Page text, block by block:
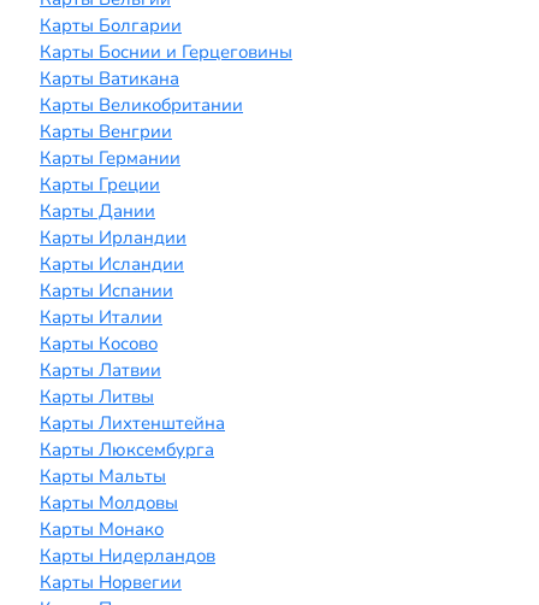
Карты Болгарии
Карты Боснии и Герцеговины
Карты Ватикана
Карты Великобритании
Карты Венгрии
Карты Германии
Карты Греции
Карты Дании
Карты Ирландии
Карты Исландии
Карты Испании
Карты Италии
Карты Косово
Карты Латвии
Карты Литвы
Карты Лихтенштейна
Карты Люксембурга
Карты Мальты
Карты Молдовы
Карты Монако
Карты Нидерландов
Карты Норвегии